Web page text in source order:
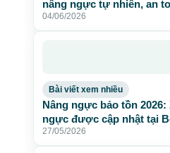
nâng ngực tự nhiên, an
04/06/2026
Bài viết xem nhiều
Nâng ngực bảo tồn
ngực được cập nhật tại
Science
27/05/2026